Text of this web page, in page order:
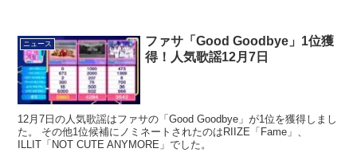
ニュース
ファサ「Good Goodbye」1位獲
得！人気歌謡12月7日
12月7日の人気歌謡はファサの「Good Goodbye」が1位を獲得しまし
た。 その他1位候補にノミネートされたのはRIIZE「Fame」、
ILLIT「NOT CUTE ANYMORE」でした。